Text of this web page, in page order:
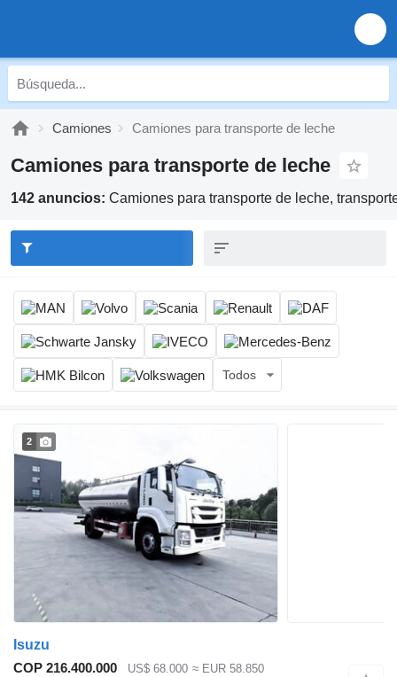
Camiones Camiones para transporte de leche
Camiones para transporte de leche
142 anuncios: Camiones para transporte de leche,
Todos
2
Isuzu
COP 216.400.000
US$ 68.000 ≈ EUR 58.850